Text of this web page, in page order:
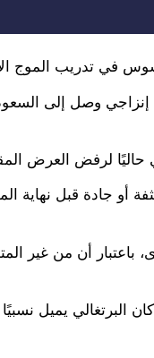
وصل إلى
جادة قبل نهاية
باعتبار أن من غير
البرتغالي يميل